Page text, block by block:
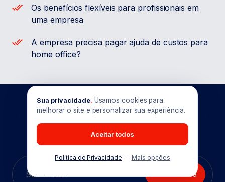
Os benefícios flexíveis para profissionais em
uma empresa
A empresa precisa pagar ajuda de custos para
home office?
Quer ficar por dentro das
novidades doPontua News?
Inscreva-se
Sua privacidade. Usamos cookies para
melhorar o site e personalizar sua experiência.
Aceitar todos
Política de Privacidade · Mais opções